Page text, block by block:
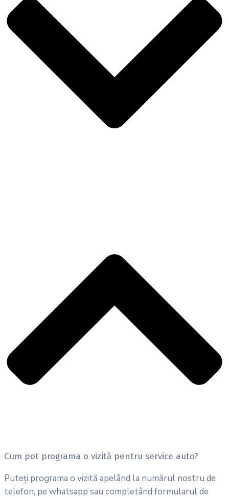
Cum pot programa o vizită pentru service auto?
Puteți programa o vizită apelând la numărul nostru de
telefon, pe whatsapp sau completând formularul de